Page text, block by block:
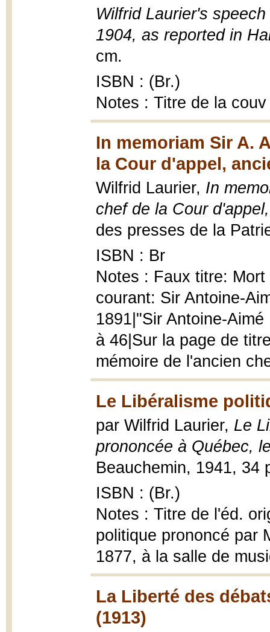
Wilfrid Laurier's
1904, as reported in
cm.
ISBN : (Br.)
Notes : Titre de la couv
In memoriam Sir A.
la Cour d'appel,
Wilfrid Laurier, In
chef de la Cour
des presses de la
ISBN : Br
Notes : Faux titre:
courant: Sir Antoine-
1891|"Sir Antoine-
à 46|Sur la page de
mémoire de l'ancien
Le Libéralisme
par Wilfrid Laurier, Le
prononcée à Québec,
Beauchemin, 1941, 34
ISBN : (Br.)
Notes : Titre de l'éd.
politique prononcé par
1877, à la salle de
La Liberté des
(1913)